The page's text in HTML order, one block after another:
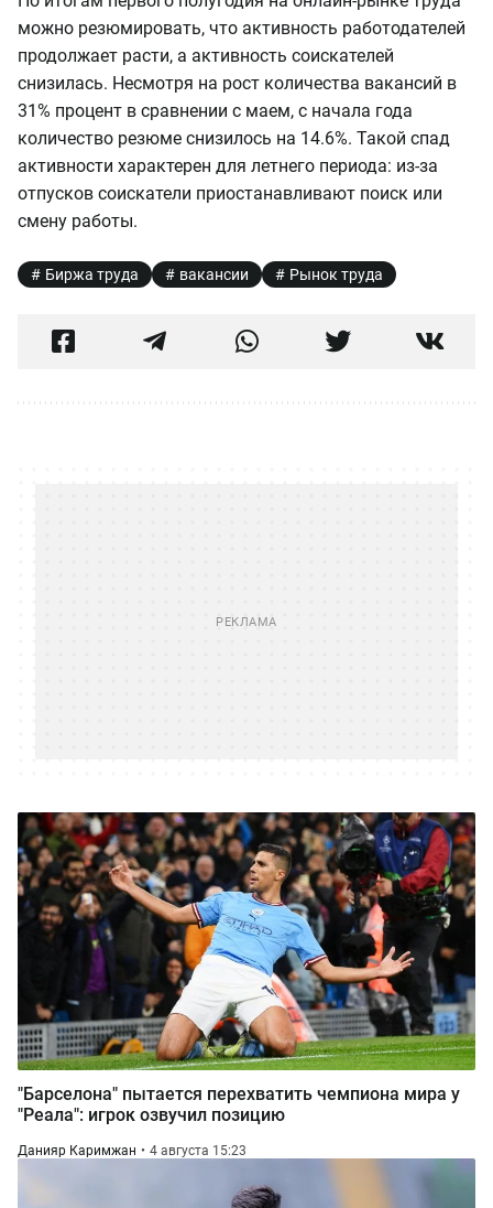
можно резюмировать, что активность работодателей
продолжает расти, а активность соискателей
снизилась. Несмотря на рост количества вакансий в
31% процент в сравнении с маем, с начала года
количество резюме снизилось на 14.6%. Такой спад
активности характерен для летнего периода: из-за
отпусков соискатели приостанавливают поиск или
смену работы.
Биржа труда вакансии Рынок труда
"Барселона" пытается перехватить чемпиона мира у
"Реала": игрок озвучил позицию
Данияр Каримжан 4 августа 15:23